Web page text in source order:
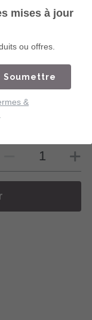
mises à jour
ou offres.
Soumettre
&